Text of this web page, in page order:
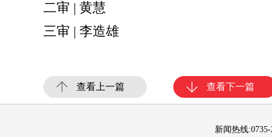
二审 | 黄慧
三审 | 李造雄
查看上一篇 查看下一篇
新闻热线:0735-